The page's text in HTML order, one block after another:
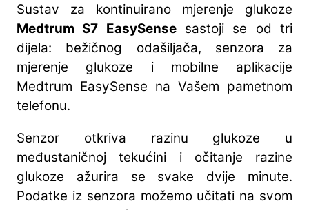
Sustav za kontinuirano mjerenje glukoze
Medtrum S7 EasySensesastoji se od tri
dijela: bežičnog odašiljača, senzora za
mjerenje glukoze i mobilne aplikacije
Medtrum EasySense na Vašem pametnom
telefonu.
Senzor otkriva razinu glukoze u
međustaničnoj tekućini i očitanje razine
glukoze ažurira se svake dvije minute.
Podatke iz senzora možemo učitati na svom